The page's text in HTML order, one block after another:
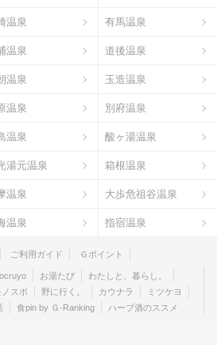
温泉 有馬温泉
温泉 道後温泉
温泉 玉造温泉
温泉 別府温泉
温泉 酸ヶ湯温泉
湯元温泉 箱根温泉
温泉 大歩危祖谷温泉
温泉 指宿温泉
ご利用ガイド Ｇポイント
ocruyo お湯たび
わたしと、暮らし。
ノスポ 野に行く。 カウナラ
ミツケヨ
食pin by Ｇ-Ranking ハーブ酒のススメ